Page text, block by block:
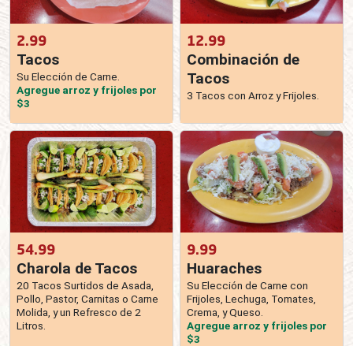
2.99
Tacos
Su Elección de Carne.
Agregue arroz y frijoles por
$3
12.99
Combinación de
Tacos
3 Tacos con Arroz y Frijoles.
54.99
Charola de Tacos
20 Tacos Surtidos de Asada,
Pollo, Pastor, Carnitas o Carne
Molida, y un Refresco de 2
Litros.
9.99
Huaraches
Su Elección de Carne con
Frijoles, Lechuga, Tomates,
Crema, y Queso.
Agregue arroz y frijoles por
$3